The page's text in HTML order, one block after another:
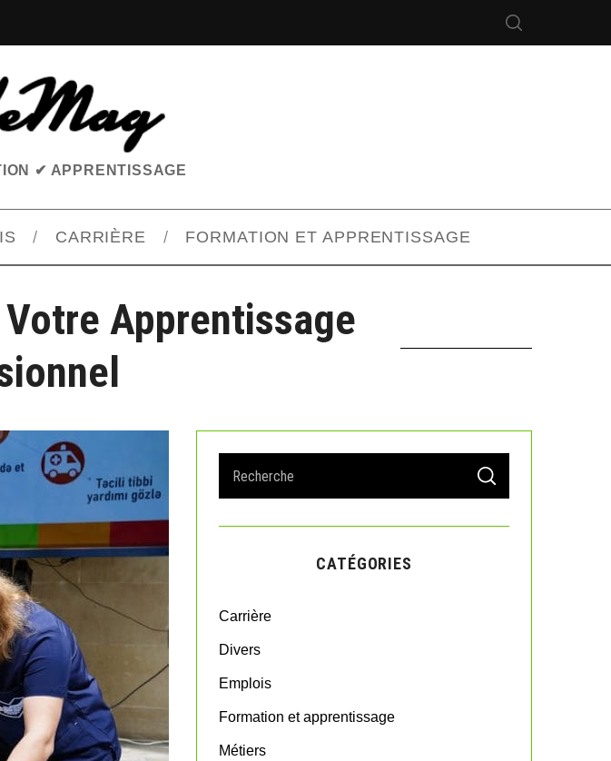
✔ APPRENTISSAGE
CARRIÈRE FORMATION ET APPRENTISSAGE
Apprentissage
a
r
o
S
A
C
CATÉGORIES
Carrière
Divers
Emplois
Formation et apprentissage
Métiers